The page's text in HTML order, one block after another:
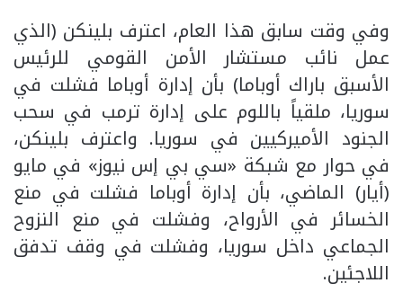
وفي وقت سابق هذا العام، اعترف بلينكن (الذي
عمل نائب مستشار الأمن القومي للرئيس
الأسبق باراك أوباما) بأن إدارة أوباما فشلت في
سوريا، ملقياً باللوم على إدارة ترمب في سحب
الجنود الأميركيين في سوريا. واعترف بلينكن،
في حوار مع شبكة «سي بي إس نيوز» في مايو
(أيار) الماضي، بأن إدارة أوباما فشلت في منع
الخسائر في الأرواح، وفشلت في منع النزوح
الجماعي داخل سوريا، وفشلت في وقف تدفق
اللاجئين.